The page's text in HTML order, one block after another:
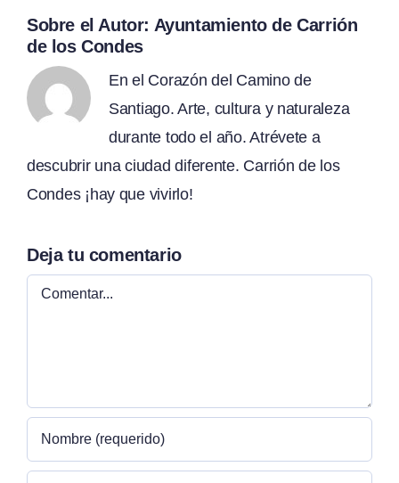
Sobre el Autor: Ayuntamiento de Carrión
de los Condes
En el Corazón del Camino de
Santiago. Arte, cultura y naturaleza
durante todo el año. Atrévete a
descubrir una ciudad diferente. Carrión de los
Condes ¡hay que vivirlo!
Deja tu comentario
Comentar